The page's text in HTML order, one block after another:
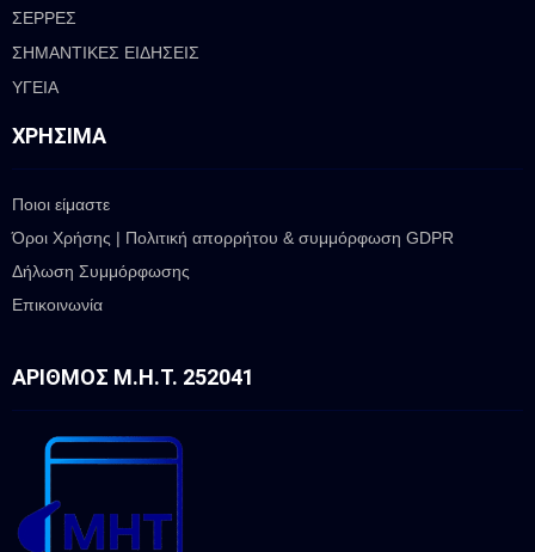
ΣΕΡΡΕΣ
ΣΗΜΑΝΤΙΚΕΣ ΕΙΔΗΣΕΙΣ
ΥΓΕΙΑ
ΧΡΉΣΙΜΑ
Ποιοι είμαστε
Όροι Χρήσης | Πολιτική απορρήτου & συμμόρφωση GDPR
Δήλωση Συμμόρφωσης
Επικοινωνία
ΑΡΙΘΜΌΣ Μ.Η.Τ. 252041